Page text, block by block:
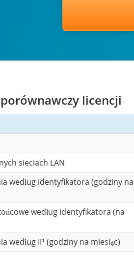
licencji
sieciach LAN
według identyfikatora (godziny na
według identyfikatora (na
według IP (godziny na miesiąc)